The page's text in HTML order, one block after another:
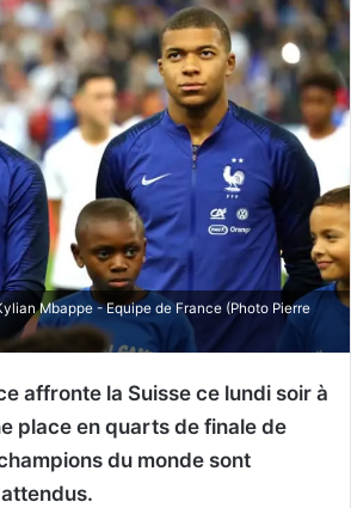
Mbappe - Equipe de France (Photo Pierre
affronte la Suisse ce lundi soir à
place en quarts de finale de
du monde sont